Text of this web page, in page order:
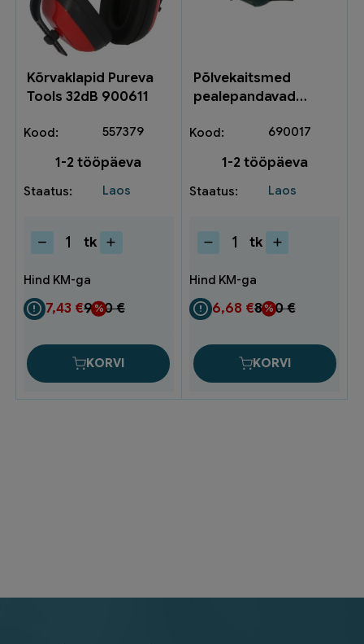
Kõrvaklapid Pureva
Tools 32dB 900611
557379
1-2 tööpäeva
Laos
Kõrvaklapid
Tools
32dB
900611
kogus
tk
9,90€
7,43 €
KORVI
Põlvekaitsmed
pealepandavad
690017
1-2 tööpäeva
Laos
Põlvekaitsmed
250013
5-
250013
kogus
tk
8,90€
6,68 €
KORVI